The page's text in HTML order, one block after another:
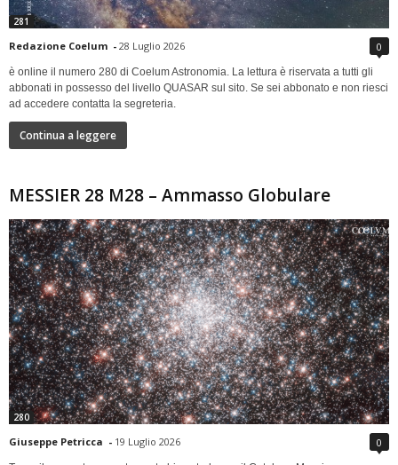
281
Redazione Coelum - 28 Luglio 2026 0
è online il numero 280 di Coelum Astronomia. La lettura è riservata a tutti gli
abbonati in possesso del livello QUASAR sul sito. Se sei abbonato e non riesci
ad accedere contatta la segreteria.
Continua a leggere
MESSIER 28 M28 – Ammasso Globulare
280
Giuseppe Petricca - 19 Luglio 2026 0